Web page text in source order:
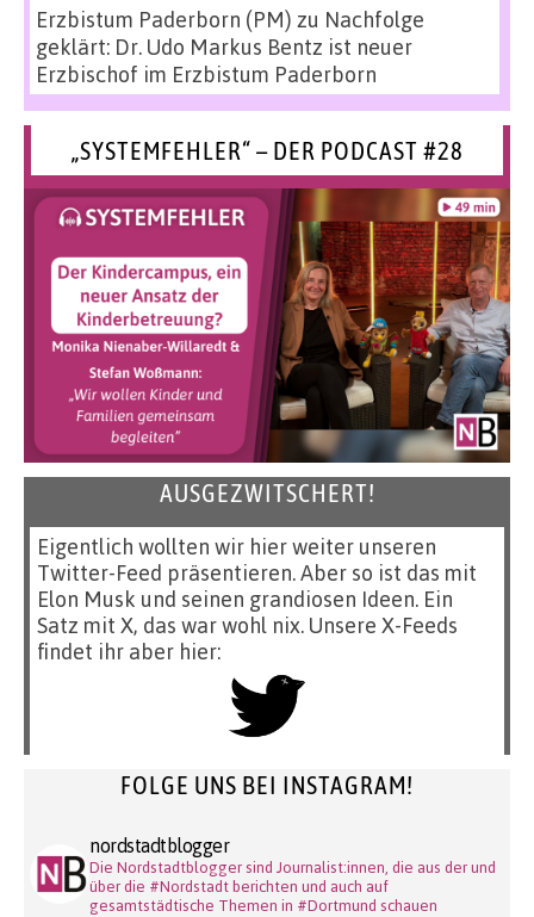
Erzbistum Paderborn (PM) zu Nachfolge
geklärt: Dr. Udo Markus Bentz ist neuer
Erzbischof im Erzbistum Paderborn
„SYSTEMFEHLER“ – DER PODCAST #28
AUSGEZWITSCHERT!
Eigentlich wollten wir hier weiter unseren
Twitter-Feed präsentieren. Aber so ist das mit
Elon Musk und seinen grandiosen Ideen. Ein
Satz mit X, das war wohl nix. Unsere X-Feeds
findet ihr aber hier:
FOLGE UNS BEI INSTAGRAM!
nordstadtblogger
Die Nordstadtblogger sind Journalist:innen, die aus der und
über die #Nordstadt berichten und auch auf
gesamtstädtische Themen in #Dortmund schauen